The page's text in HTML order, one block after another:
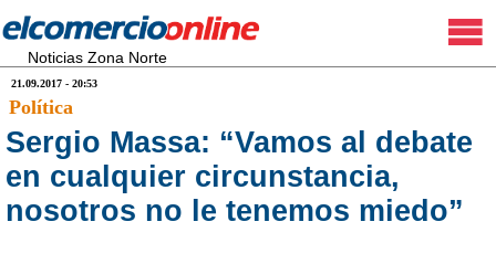
Noticias Zona Norte
21.09.2017 - 20:53
Política
Sergio Massa: “Vamos al debate
en cualquier circunstancia,
nosotros no le tenemos miedo”